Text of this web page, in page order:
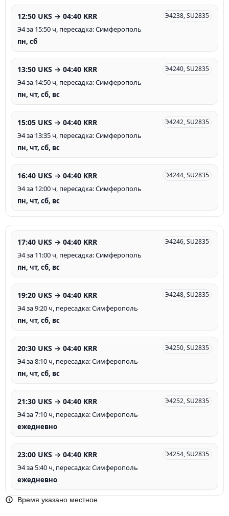
12:50 UKS → 04:40 KRR Э4238, SU2835
Э4 за 15:50 ч, пересадка: Симферополь
пн, сб
13:50 UKS → 04:40 KRR Э4240, SU2835
Э4 за 14:50 ч, пересадка: Симферополь
пн, чт, сб, вс
15:05 UKS → 04:40 KRR Э4242, SU2835
Э4 за 13:35 ч, пересадка: Симферополь
пн, чт, сб, вс
16:40 UKS → 04:40 KRR Э4244, SU2835
Э4 за 12:00 ч, пересадка: Симферополь
пн, чт, сб, вс
17:40 UKS → 04:40 KRR Э4246, SU2835
Э4 за 11:00 ч, пересадка: Симферополь
пн, чт, сб, вс
19:20 UKS → 04:40 KRR Э4248, SU2835
Э4 за 9:20 ч, пересадка: Симферополь
пн, чт, сб, вс
20:30 UKS → 04:40 KRR Э4250, SU2835
Э4 за 8:10 ч, пересадка: Симферополь
пн, чт, сб, вс
21:30 UKS → 04:40 KRR Э4252, SU2835
Э4 за 7:10 ч, пересадка: Симферополь
ежедневно
23:00 UKS → 04:40 KRR Э4254, SU2835
Э4 за 5:40 ч, пересадка: Симферополь
ежедневно
Время указано местное